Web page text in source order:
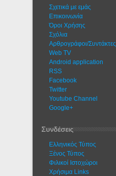
Σχετικά με εμάς
Eπικοινωνία
Όροι Χρήσης
Σχόλια
Αρθρογράφοι/Συντάκτες
Web TV
Android application
RSS
Facebook
Twitter
Youtube Channel
Google+
Συνδέσεις
Ελληνικός Τύπος
Ξένος Τύπος
Φιλικοί Ιστοχώροι
Χρήσιμα Links